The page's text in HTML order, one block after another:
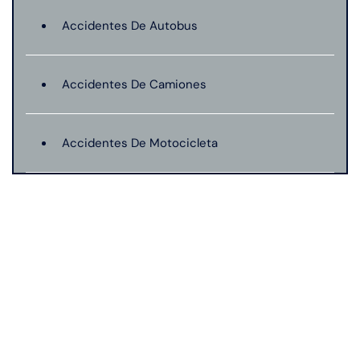
Accidentes De Autobus
Accidentes De Camiones
Accidentes De Motocicleta